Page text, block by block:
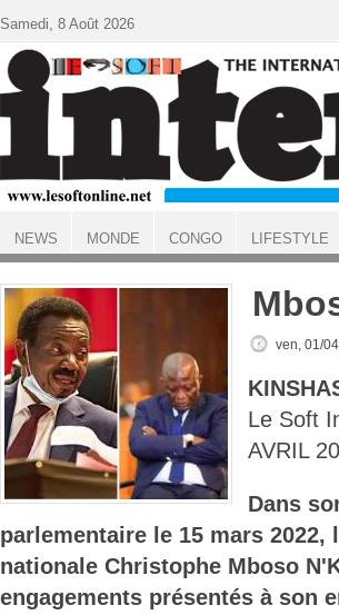
ACCUEIL
ven, 01/
Le Soft
AVRIL
Dans
parlementaire le 15 mars
nationale Christophe Mboso
engagements présentés à son
Samedi, 8 Août 2026
NEWS MONDE CONGO LIFESTYLE